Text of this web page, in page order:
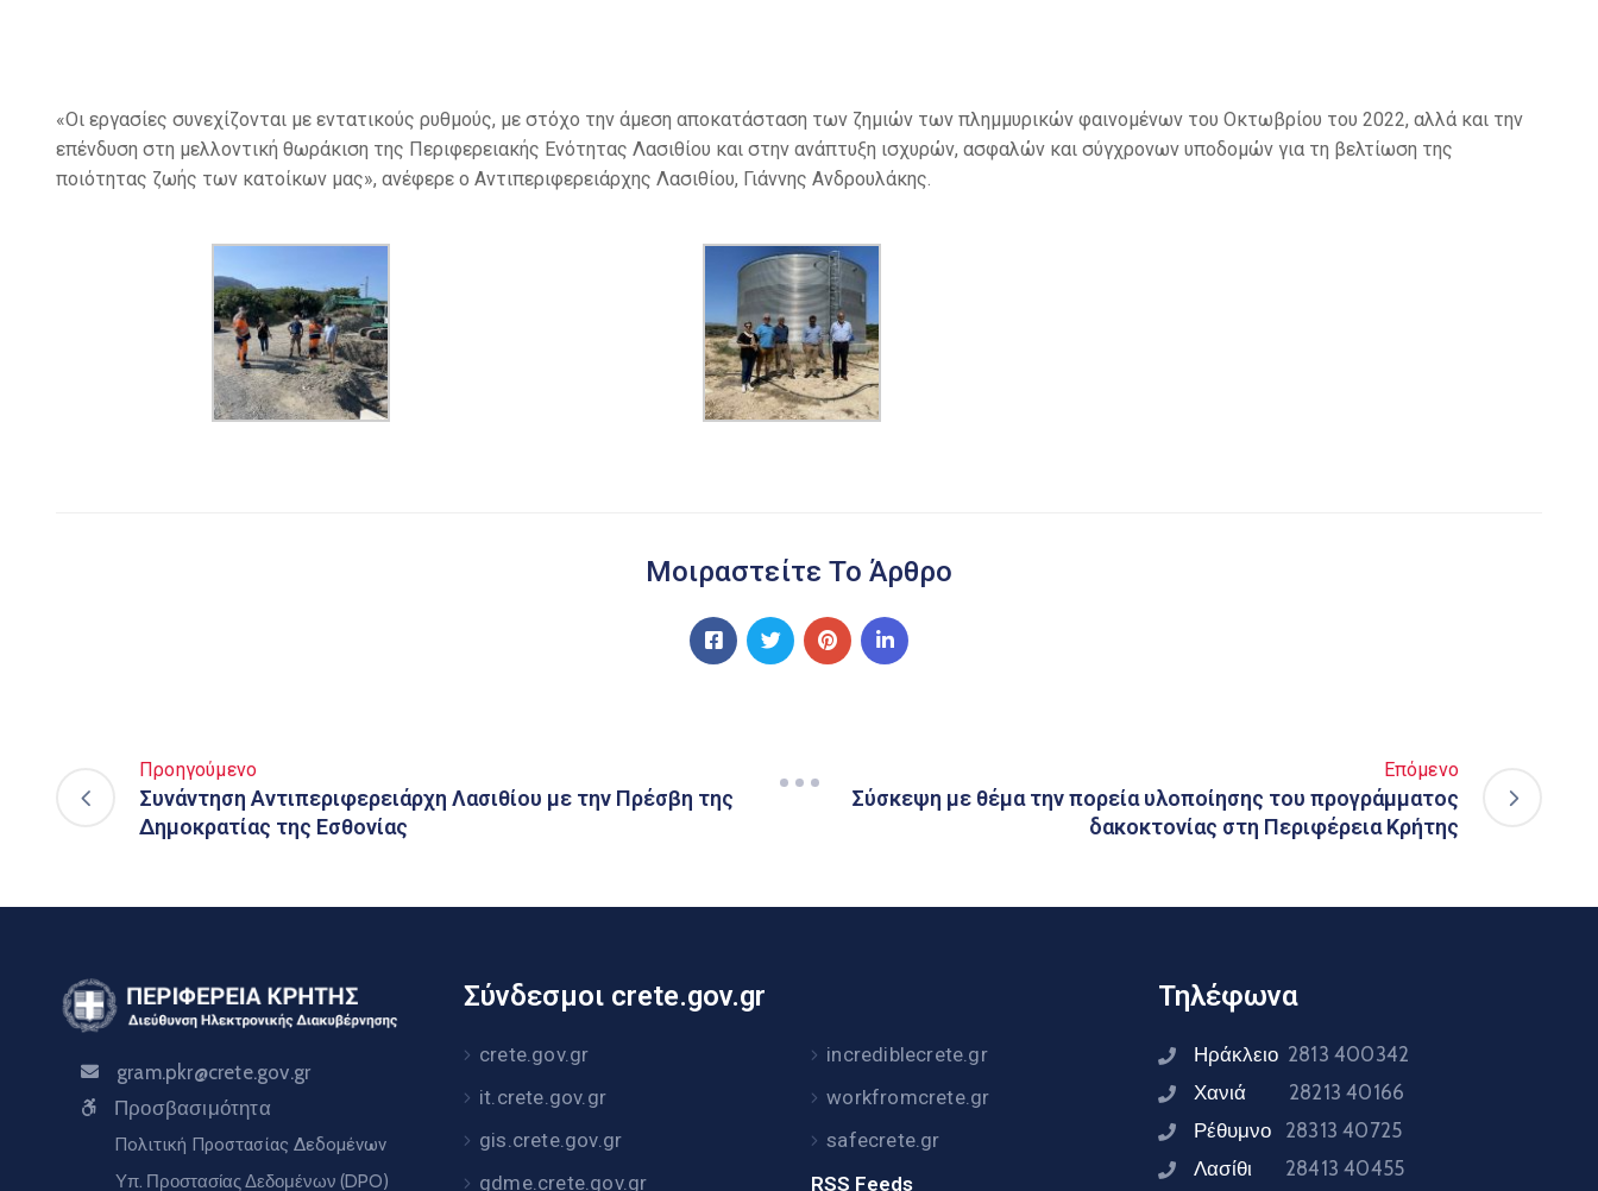
«Οι εργασίες συνεχίζονται με εντατικούς ρυθμούς, με στόχο την άμεση αποκατάσταση των ζημιών των πλημμυρικών φαινομένων του Οκτωβρίου του 2022, αλλά και την
επένδυση στη μελλοντική θωράκιση της Περιφερειακής Ενότητας Λασιθίου και στην ανάπτυξη ισχυρών, ασφαλών και σύγχρονων υποδομών για τη βελτίωση της
ποιότητας ζωής των κατοίκων μας», ανέφερε ο Αντιπεριφερειάρχης Λασιθίου, Γιάννης Ανδρουλάκης.
Μοιραστείτε Το Άρθρο
Προηγούμενο
Συνάντηση Αντιπεριφερειάρχη Λασιθίου με την Πρέσβη της
Δημοκρατίας της Εσθονίας
Επόμενο
Σύσκεψη με θέμα την πορεία υλοποίησης του προγράμματος
δακοκτονίας στη Περιφέρεια Κρήτης
gram.pkr@crete.gov.gr
Προσβασιμότητα
Πολιτική Προστασίας Δεδομένων
Υπ. Προστασίας Δεδομένων (DPO)
Σύνδεσμοι crete.gov.gr
crete.gov.gr
it.crete.gov.gr
gis.crete.gov.gr
gdme.crete.gov.gr
incrediblecrete.gr
workfromcrete.gr
safecrete.gr
RSS Feeds
Τηλέφωνα
Ηράκλειο 2813 400342
Χανιά 28213 40166
Ρέθυμνο 28313 40725
Λασίθι 28413 40455